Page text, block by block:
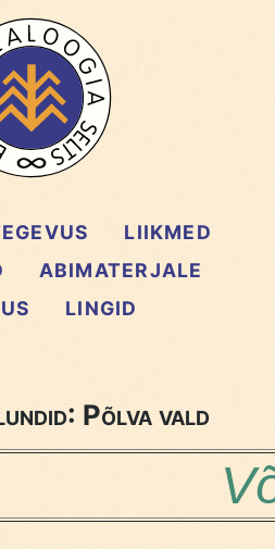
LIIKMED
ABIMATERJALE
LINGID
Põlva vald